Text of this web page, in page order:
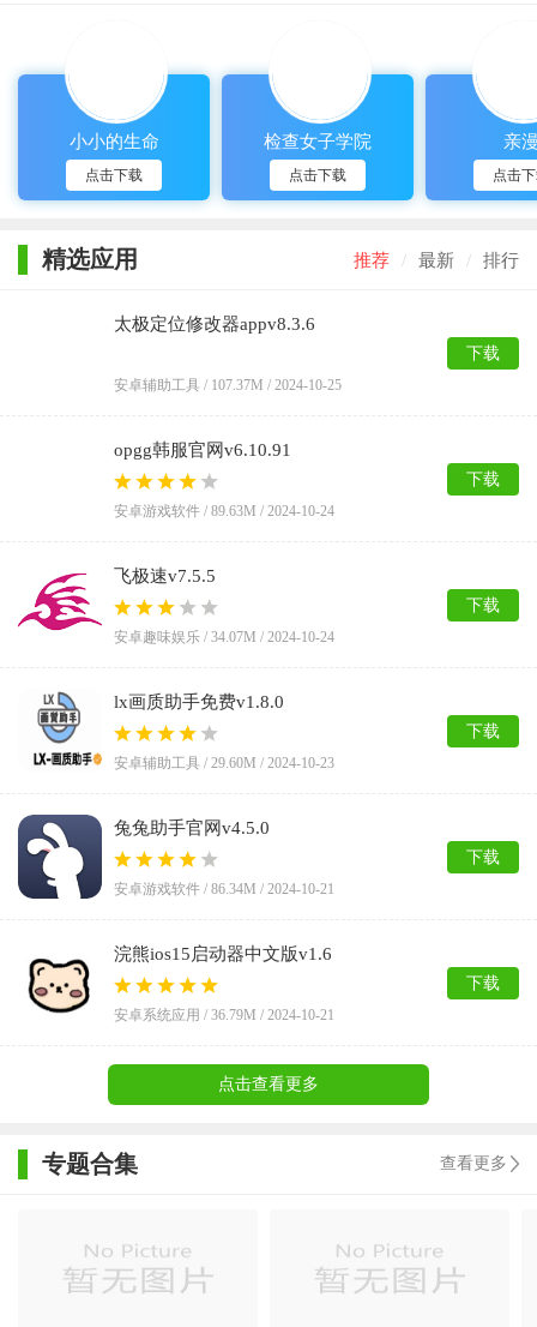
小小的生命
点击下载
检查女子学院
点击下载
亲
点击
精选应用 推荐 / 最新 / 排行
太极定位修改器appv8.3.6
安卓辅助工具 / 107.37M / 2024-10-25
下载
opgg韩服官网v6.10.91
安卓游戏软件 / 89.63M / 2024-10-24
下载
飞极速v7.5.5
安卓趣味娱乐 / 34.07M / 2024-10-24
下载
lx画质助手免费v1.8.0
安卓辅助工具 / 29.60M / 2024-10-23
下载
兔兔助手官网v4.5.0
安卓游戏软件 / 86.34M / 2024-10-21
下载
浣熊ios15启动器中文版v1.6
安卓系统应用 / 36.79M / 2024-10-21
下载
点击查看更多
专题合集 查看更多